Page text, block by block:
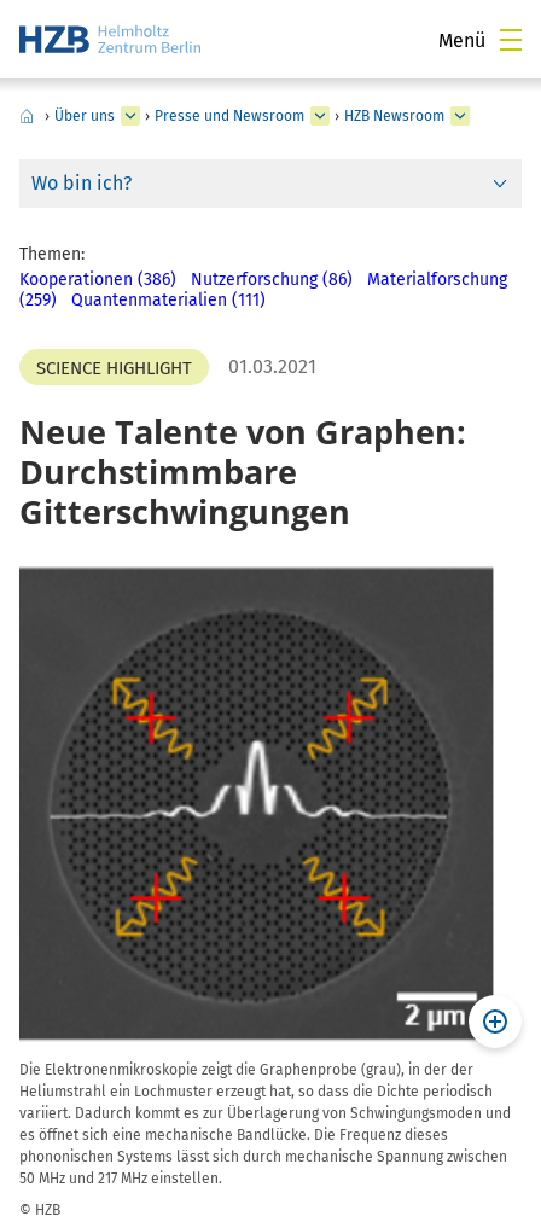
Menü
› Über uns › Presse und Newsroom › HZB Newsroom
Wo bin ich?
Themen:
Kooperationen (386)
Nutzerforschung (86)
Materialforschung
(259)
Quantenmaterialien (111)
SCIENCE HIGHLIGHT 01.03.2021
Neue Talente von Graphen:
Durchstimmbare
Gitterschwingungen
Die Elektronenmikroskopie zeigt die Graphenprobe (grau), in der der
Heliumstrahl ein Lochmuster erzeugt hat, so dass die Dichte periodisch
variiert. Dadurch kommt es zur Überlagerung von Schwingungsmoden und
es öffnet sich eine mechanische Bandlücke. Die Frequenz dieses
phononischen Systems lässt sich durch mechanische Spannung zwischen
50 MHz und 217 MHz einstellen.
© HZB